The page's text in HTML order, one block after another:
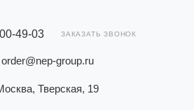
49-03 ЗАКАЗАТЬ ЗВОНОК
order@nep-group.ru
Тверская, 19